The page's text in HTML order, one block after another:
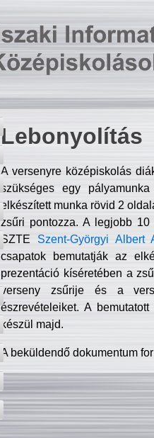
Lebonyolítás
A versenyre középiskolás
szükséges egy
elkészített munka rövid 2
zsűri pontozza. A legjobb
SZTE Szent-Györgyi Albert
csapatok bemutatják az
prezentáció kíséretében a
verseny zsűrije és a
észrevételeiket. A
készül majd.
A beküldendő dokumentum